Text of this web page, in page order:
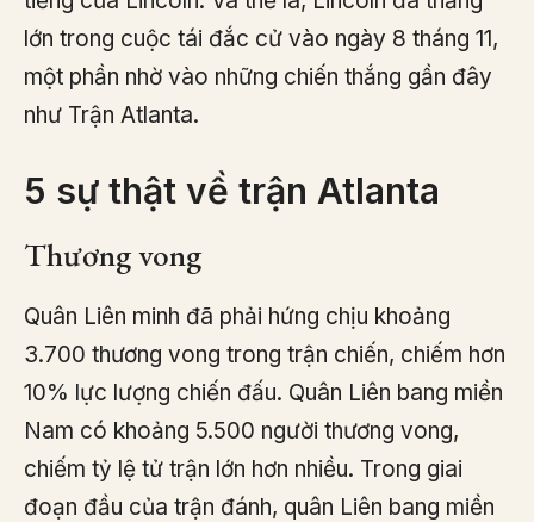
lớn trong cuộc tái đắc cử vào ngày 8 tháng 11,
một phần nhờ vào những chiến thắng gần đây
như Trận Atlanta.
5 sự thật về trận Atlanta
Thương vong
Quân Liên minh đã phải hứng chịu khoảng
3.700 thương vong trong trận chiến, chiếm hơn
10% lực lượng chiến đấu. Quân Liên bang miền
Nam có khoảng 5.500 người thương vong,
chiếm tỷ lệ tử trận lớn hơn nhiều. Trong giai
đoạn đầu của trận đánh, quân Liên bang miền